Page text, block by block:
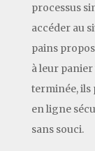
processus
accéder au
pains
à leur
terminée, ils
en ligne
sans souci.